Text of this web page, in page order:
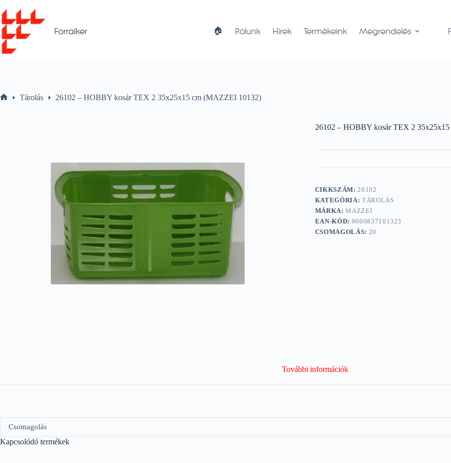
to
content
Forraiker 🏠︎ Rólunk Hírek Termékeink Megrendelés
Tárolás 26102 – HOBBY kosár TEX 2 35x25x15 cm (MAZZEI 10132)
26102 – HOBBY kosár TEX 2
CIKKSZÁM:26102
KATEGÓRIA: TÁROLÁS
MÁRKA:MAZZEI
EAN-KÓD: 8000837101323
CSOMAGOLÁS: 20
További információk
Csomagolás
Kapcsolódó termékek